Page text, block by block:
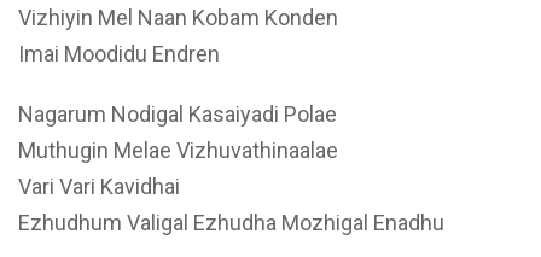
Vizhiyin Mel Naan Kobam Konden
Imai Moodidu Endren
Nagarum Nodigal Kasaiyadi Polae
Muthugin Melae Vizhuvathinaalae
Vari Vari Kavidhai
Ezhudhum Valigal Ezhudha Mozhigal Enadhu